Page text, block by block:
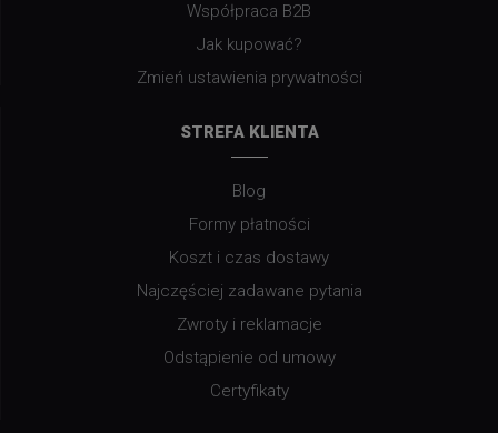
Współpraca B2B
Jak kupować?
Zmień ustawienia prywatności
STREFA KLIENTA
Blog
Formy płatności
Koszt i czas dostawy
Najczęściej zadawane pytania
Zwroty i reklamacje
Odstąpienie od umowy
Certyfikaty